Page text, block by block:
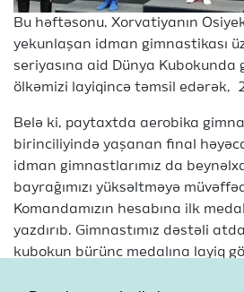
Bu həftəsonu, Xorvatiyanın
yekunlaşan idman gimnastikası
seriyasına aid Dünya Kubokunda
ölkəmizi layiqincə təmsil edərək,
Belə ki, paytaxtda aerobika
birinciliyində yaşanan final
idman gimnastlarımız da
bayrağımızı yüksəltməyə
Komandamızın hesabına ilk
yazdırıb. Gimnastımız dəstəli
kubokun bürünc medalına layiq
Kubokun son günü isə millimizin